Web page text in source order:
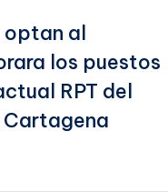
optan al
los puestos
RPT del